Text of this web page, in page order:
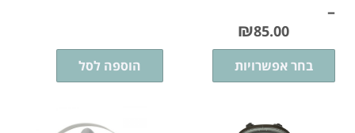
–
₪85.00
בחר אפשרויות הוספה לסל